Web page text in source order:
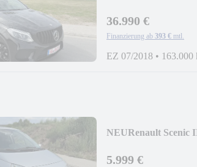
36.990 €
Finanzierung ab 393 € mtl.
EZ 07/2018 • 163.000
NEURenault
5.999 €